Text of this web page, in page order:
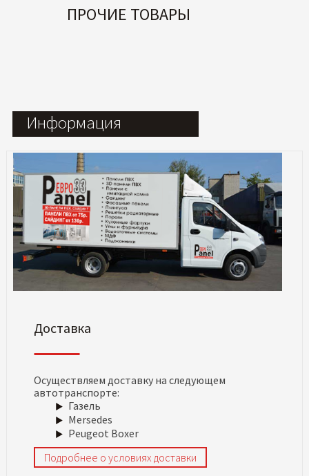
ПРОЧИЕ ТОВАРЫ
Информация
Доставка
Осуществляем доставку на следующем
автотранспорте:
Газель
Mersedes
Peugeot Boxer
Подробнее о условиях доставки